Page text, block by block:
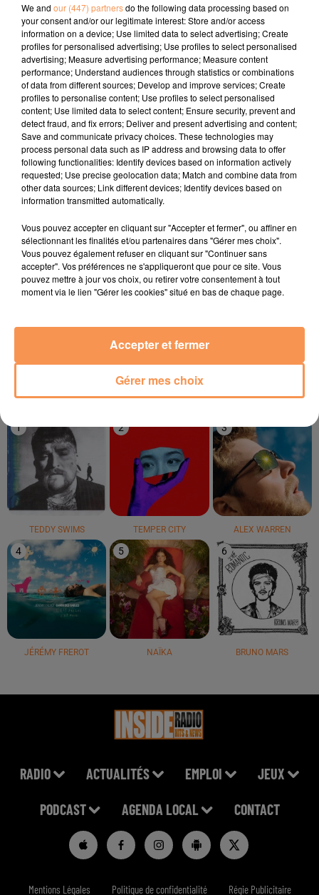
Site internet :kanati-photographe.com
Facebook : Djila Chami (Kanati photographe )
Instagram :@kanatistudio
TITRES DIFFUSÉS
3h49
3h49
INDILA
3h48
3h48
KARIM NAAS
Samba
3h44
3h44
DAVID GUETTA
1
TEDDY SWIMS
2
TEMPER CITY
3
ALEX WARREN
4
JÉRÉMY FREROT
5
NAÏKA
6
BRUNO MARS
RADIO ACTUALITÉS EMPLOI JEUX
PODCAST AGENDA LOCAL CONTACT
Mentions Légales Politique de confidentialité Régie Publicitaire
We and our (447) partnersdo the following data processing based on
your consent and/or our legitimate interest: Store and/or access
information on a device; Use limited data to select advertising; Create
profiles for personalised advertising; Use profiles to select personalised
advertising; Measure advertising performance; Measure content
performance; Understand audiences through statistics or combinations
of data from different sources; Develop and improve services; Create
profiles to personalise content; Use profiles to select personalised
content; Use limited data to select content; Ensure security, prevent and
detect fraud, and fix errors; Deliver and present advertising and content;
Save and communicate privacy choices. These technologies may
process personal data such as IP address and browsing data to offer
following functionalities: Identify devices based on information actively
requested; Use precise geolocation data; Match and combine data from
other data sources; Link different devices; Identify devices based on
information transmitted automatically.
Vous pouvez accepter en cliquant sur "Accepter et fermer", ou affiner en
sélectionnant les finalités et/ou partenaires dans "Gérer mes choix".
Vous pouvez également refuser en cliquant sur "Continuer sans
accepter". Vos préférences ne s'appliqueront que pour ce site. Vous
pouvez mettre à jour vos choix, ou retirer votre consentement à tout
moment via le lien "Gérer les cookies" situé en bas de chaque page.
Gérer mes choix
Accepter et fermer